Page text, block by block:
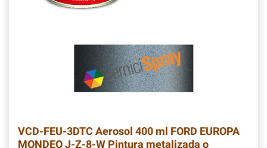
VCD-FEU-3DTC Aerosol 400 ml FORD EUROPA
MONDEO J-Z-8-W Pintura metalizada o